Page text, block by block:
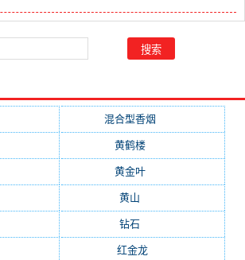
混合型香烟
黄鹤楼(261)
黄金叶(138)
黄山
钻石
红金龙